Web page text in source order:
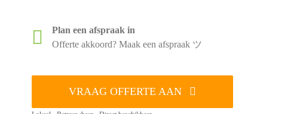
Plan een afspraak in
Offerte akkoord? Maak een afspraak ツ
VRAAG OFFERTE AAN